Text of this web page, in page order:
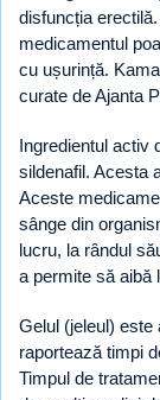
disfuncția
medicamentul
cu ușurință.
curate de Ajanta
Ingredientul activ
sildenafil. Acesta
Aceste
sânge din
lucru, la rândul
a permite să aibă
Gelul (jeleul) este
raportează timpi
Timpul de